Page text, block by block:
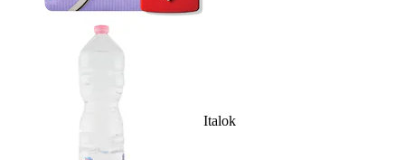
Italok